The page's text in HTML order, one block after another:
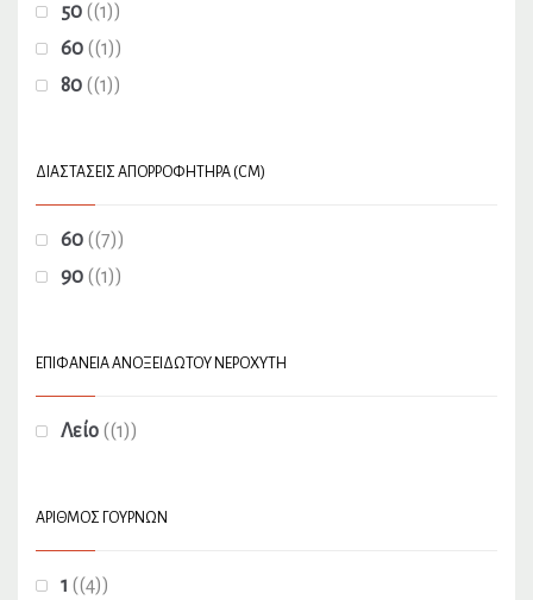
50 (1)
60 (1)
80 (1)
ΔΙΑΣΤΆΣΕΙΣ ΑΠΟΡΡΟΦΗΤΉΡΑ (CM)
60 (7)
90 (1)
ΕΠΙΦΆΝΕΙΑ ΑΝΟΞΕΊΔΩΤΟΥ ΝΕΡΟΧΎΤΗ
Λείο (1)
ΑΡΙΘΜΌΣ ΓΟΥΡΝΏΝ
1 (4)